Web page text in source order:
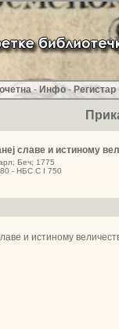
- Инфо-Регистар
славе и истиному
Беч; 1775
- НБС С I 750
и истиному